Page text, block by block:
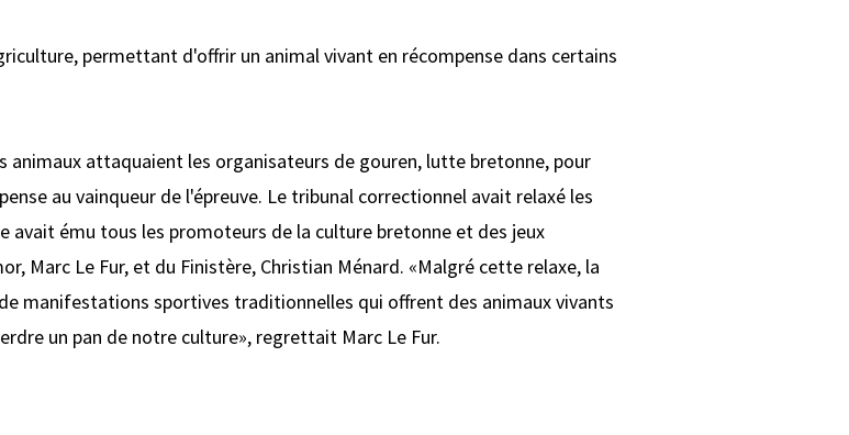
permettant d'offrir un animal vivant en récompense dans certains
animaux attaquaient les organisateurs de gouren, lutte bretonne, pour
au vainqueur de l'épreuve. Le tribunal correctionnel avait relaxé les
avait ému tous les promoteurs de la culture bretonne et des jeux
Marc Le Fur, et du Finistère, Christian Ménard. «Malgré cette relaxe, la
manifestations sportives traditionnelles qui offrent des animaux vivants
un pan de notre culture», regrettait Marc Le Fur.